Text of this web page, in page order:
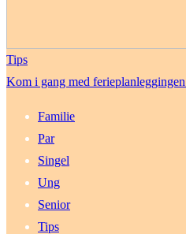
Tips
Kom i gang med
Familie
Par
Singel
Ung
Senior
Tips